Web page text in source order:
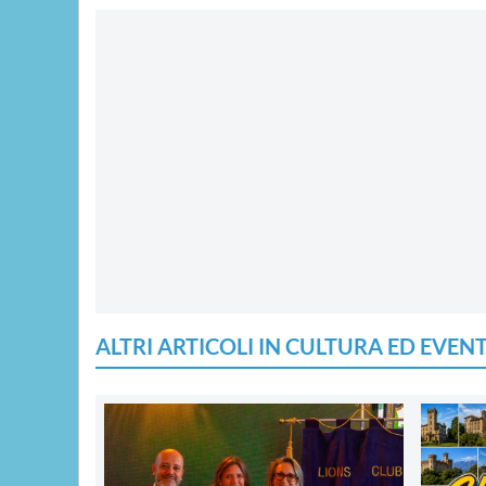
ALTRI ARTICOLI IN CULTURA ED